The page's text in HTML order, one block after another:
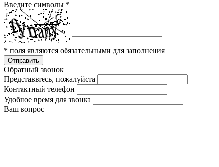
Введите символы *
* поля являются обязательными для заполнения
Отправить
Обратный звонок
Представьтесь, пожалуйста
Контактный телефон
Удобное время для звонка
Ваш вопрос